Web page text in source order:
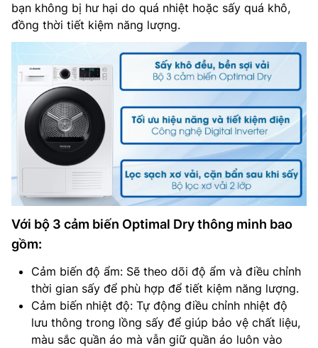
bạn không bị hư hại do quá nhiệt hoặc sấy quá khô,
đồng thời tiết kiệm năng lượng.
Với bộ 3 cảm biến Optimal Dry thông minh bao
gồm:
Cảm biến độ ẩm: Sẽ theo dõi độ ẩm và điều chỉnh
thời gian sấy để phù hợp để tiết kiệm năng lượng.
Cảm biến nhiệt độ: Tự động điều chỉnh nhiệt độ
lưu thông trong lồng sấy để giúp bảo vệ chất liệu,
màu sắc quần áo mà vẫn giữ quần áo luôn vào